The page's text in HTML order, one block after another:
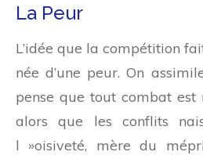
La Peur
L’idée que la compétition
née d’une peur. On
pense que tout combat
alors que les conflits
l »oisiveté, mère du